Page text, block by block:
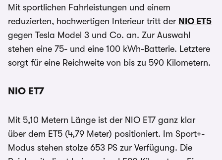
Mit sportlichen Fahrleistungen und einem
reduzierten, hochwertigen Interieur tritt der NIO ET5
gegen Tesla Model 3 und Co. an. Zur Auswahl
stehen eine 75- und eine 100 kWh-Batterie. Letztere
sorgt für eine Reichweite von bis zu 590 Kilometern.
NIO ET7
Mit 5,10 Metern Länge ist der NIO ET7 ganz klar
über dem ET5 (4,79 Meter) positioniert. Im Sport+-
Modus stehen stolze 653 PS zur Verfügung. Die